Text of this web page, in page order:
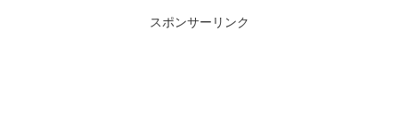
スポンサーリンク